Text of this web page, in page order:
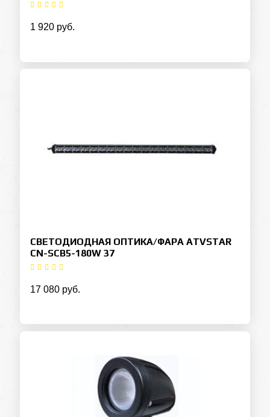
1 920 руб.
СВЕТОДИОДНАЯ ОПТИКА/ФАРА ATVSTAR
CN-SCB5-180W 37
17 080 руб.